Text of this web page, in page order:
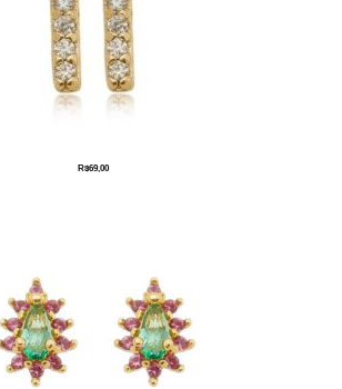
R$69,00